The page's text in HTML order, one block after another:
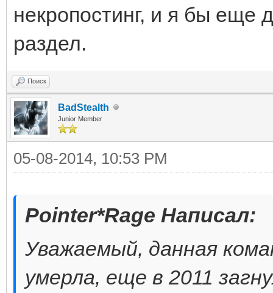
некропостинг, и я бы еще
раздел.
Поиск
BadStealth
Junior Member
05-08-2014, 10:53 PM
Pointer*Rage Написал:
Уважаемый, данная
умерла, еще в 2011